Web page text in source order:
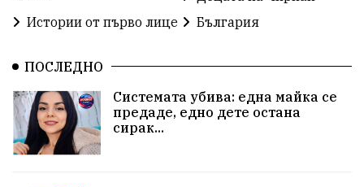
Истории от първо лице
България
ПОСЛЕДНО
Системата убива: една майка се
предаде, едно дете остана
сирак...